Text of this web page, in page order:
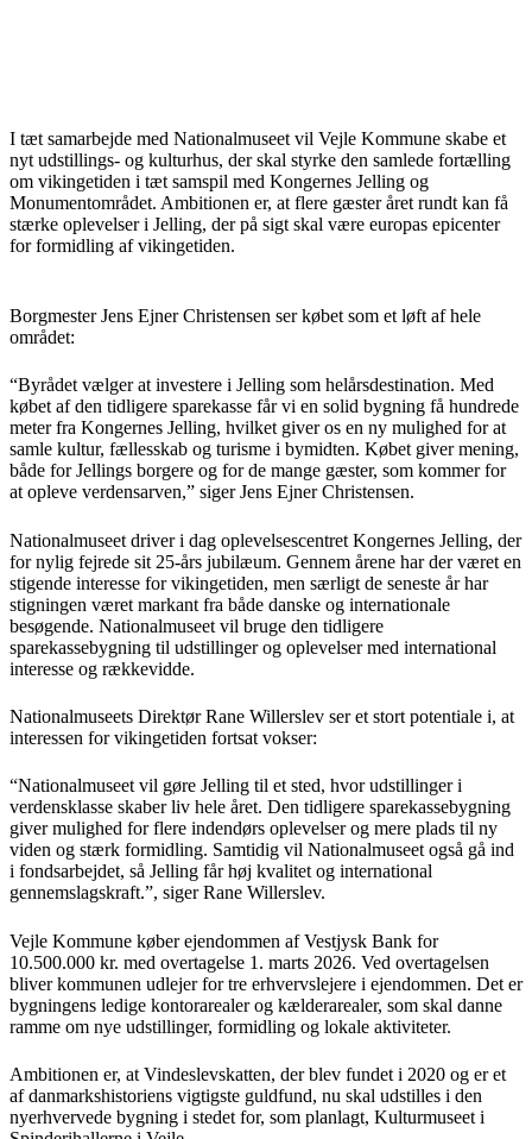
I tæt samarbejde med Nationalmuseet vil Vejle Kommune skabe et
nyt udstillings- og kulturhus, der skal styrke den samlede fortælling
om vikingetiden i tæt samspil med Kongernes Jelling og
Monumentområdet. Ambitionen er, at flere gæster året rundt kan få
stærke oplevelser i Jelling, der på sigt skal være europas epicenter
for formidling af vikingetiden.
Borgmester Jens Ejner Christensen ser købet som et løft af hele
området:
“Byrådet vælger at investere i Jelling som helårsdestination. Med
købet af den tidligere sparekasse får vi en solid bygning få hundrede
meter fra Kongernes Jelling, hvilket giver os en ny mulighed for at
samle kultur, fællesskab og turisme i bymidten. Købet giver mening,
både for Jellings borgere og for de mange gæster, som kommer for
at opleve verdensarven,” siger Jens Ejner Christensen.
Nationalmuseet driver i dag oplevelsescentret Kongernes Jelling, der
for nylig fejrede sit 25-års jubilæum. Gennem årene har der været en
stigende interesse for vikingetiden, men særligt de seneste år har
stigningen været markant fra både danske og internationale
besøgende. Nationalmuseet vil bruge den tidligere
sparekassebygning til udstillinger og oplevelser med international
interesse og rækkevidde.
Nationalmuseets Direktør Rane Willerslev ser et stort potentiale i, at
interessen for vikingetiden fortsat vokser:
“Nationalmuseet vil gøre Jelling til et sted, hvor udstillinger i
verdensklasse skaber liv hele året. Den tidligere sparekassebygning
giver mulighed for flere indendørs oplevelser og mere plads til ny
viden og stærk formidling. Samtidig vil Nationalmuseet også gå ind
i fondsarbejdet, så Jelling får høj kvalitet og international
gennemslagskraft.”, siger Rane Willerslev.
Vejle Kommune køber ejendommen af Vestjysk Bank for
10.500.000 kr. med overtagelse 1. marts 2026. Ved overtagelsen
bliver kommunen udlejer for tre erhvervslejere i ejendommen. Det er
bygningens ledige kontorarealer og kælderarealer, som skal danne
ramme om nye udstillinger, formidling og lokale aktiviteter.
Ambitionen er, at Vindeslevskatten, der blev fundet i 2020 og er et
af danmarkshistoriens vigtigste guldfund, nu skal udstilles i den
nyerhvervede bygning i stedet for, som planlagt, Kulturmuseet i